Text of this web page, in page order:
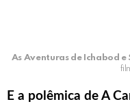
As Aventuras de Ichabod e
E a polêmica de A